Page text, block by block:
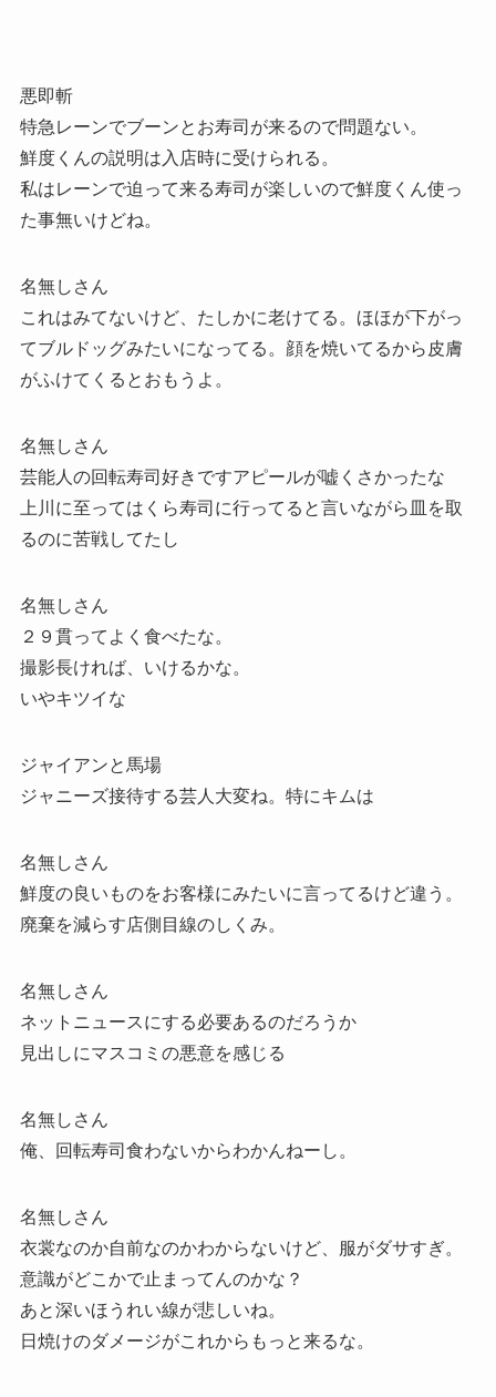
悪即斬
特急レーンでブーンとお寿司が来るので問題ない。
鮮度くんの説明は入店時に受けられる。
私はレーンで迫って来る寿司が楽しいので鮮度くん使っ
た事無いけどね。
名無しさん
これはみてないけど、たしかに老けてる。ほほが下がっ
てブルドッグみたいになってる。顔を焼いてるから皮膚
がふけてくるとおもうよ。
名無しさん
芸能人の回転寿司好きですアピールが嘘くさかったな
上川に至ってはくら寿司に行ってると言いながら皿を取
るのに苦戦してたし
名無しさん
２９貫ってよく食べたな。
撮影長ければ、いけるかな。
いやキツイな
ジャイアンと馬場
ジャニーズ接待する芸人大変ね。特にキムは
名無しさん
鮮度の良いものをお客様にみたいに言ってるけど違う。
廃棄を減らす店側目線のしくみ。
名無しさん
ネットニュースにする必要あるのだろうか
見出しにマスコミの悪意を感じる
名無しさん
俺、回転寿司食わないからわかんねーし。
名無しさん
衣裳なのか自前なのかわからないけど、服がダサすぎ。
意識がどこかで止まってんのかな？
あと深いほうれい線が悲しいね。
日焼けのダメージがこれからもっと来るな。